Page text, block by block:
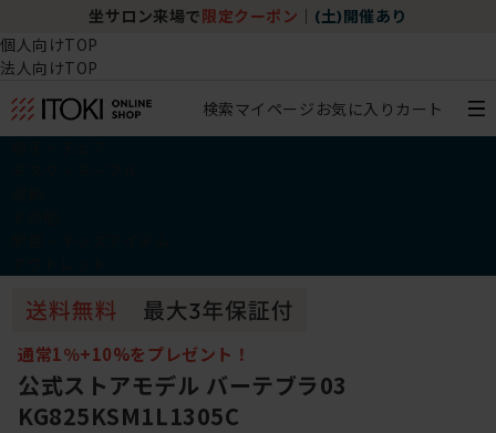
坐サロン来場で 限定クーポン (土)開催あり
個人向けTOP
法人向けTOP
検索マイページ お気に入り カート
通常1％+10%をプレゼント！
公式ストアモデル バーテブラ03
KG825KSM1L1305C